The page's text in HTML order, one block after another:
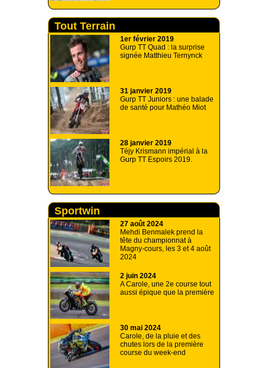
Tout Terrain
1er février 2019
Gurp TT Quad : la surprise
signée Matthieu Ternynck
31 janvier 2019
Gurp TT Juniors : une balade
de santé pour Mathéo Miot
28 janvier 2019
Téjy Krismann impérial à la
Gurp TT Espoirs 2019.
Sportwin
27 août 2024
Mehdi Benmalek prend la
tête du championnat à
Magny-cours, les 3 et 4 août
2024
2 juin 2024
A Carole, une 2e course tout
aussi épique que la première
30 mai 2024
Carole, de la pluie et des
chutes lors de la première
course du week-end